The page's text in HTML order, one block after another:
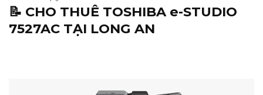
📝 CHO THUÊ TOSHIBA e-STUDIO
7527AC TẠI LONG AN